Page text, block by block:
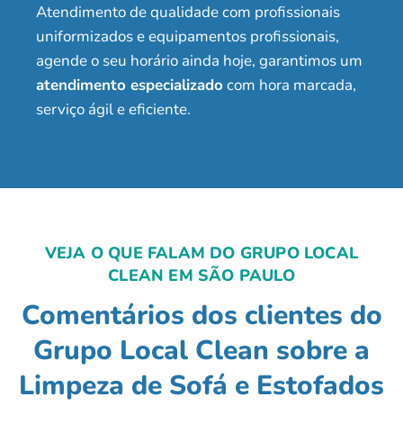
Atendimento de qualidade com profissionais
uniformizados e equipamentos profissionais,
agende o seu horário ainda hoje, garantimos um
atendimento especializado com hora marcada,
serviço ágil e eficiente.
VEJA O QUE FALAM DO GRUPO LOCAL
CLEAN EM SÃO PAULO
Comentários dos clientes do
Grupo Local Clean sobre a
Limpeza de Sofá e Estofados